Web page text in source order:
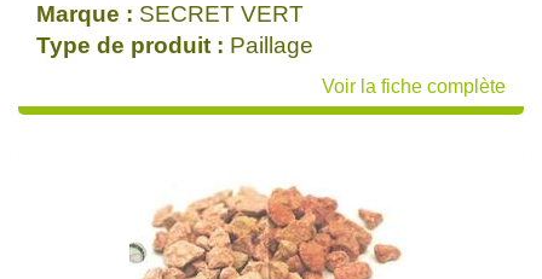
Marque : SECRET VERT
Type de produit : Paillage
Voir la fiche complète